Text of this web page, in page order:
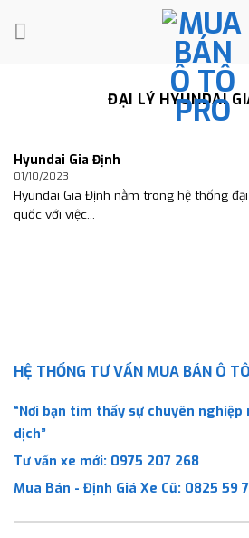
ĐẠI LÝ HYUNDAI
Hyundai Gia Định
01/10/2023
Hyundai Gia Định nằm trong hệ thống
quốc với việc...
HỆ THỐNG TƯ VẤN MUA BÁN Ô
“Nơi bạn tìm thấy sự chuyên
dịch”
Tư vấn xe mới: 0975 207 268
Mua Bán - Định Giá Xe Cũ: 0825 59